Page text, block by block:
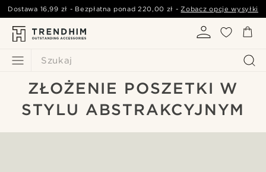
Szukaj
Dostawa 16,99 zł - Bezpłatna ponad220,00 zł -Zobacz opcje wysyłki
ZŁOŻENIE POSZETKI W
STYLU ABSTRAKCYJNYM